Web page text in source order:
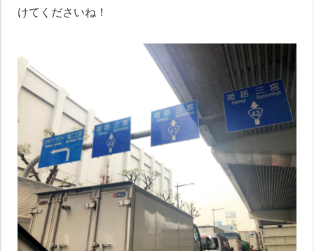
けてくださいね！